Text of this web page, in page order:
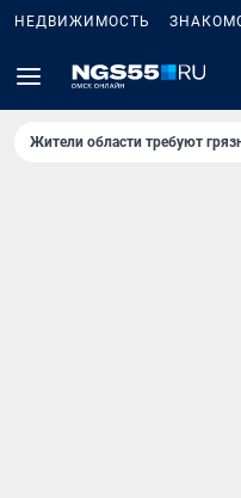
НЕДВИЖИМОСТЬ
Жители области требуют